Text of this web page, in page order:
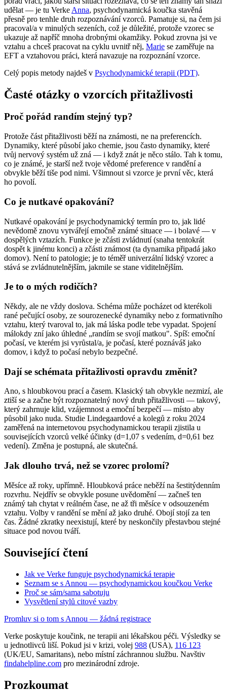
udělat — je tu Verke Anna, psychodynamická koučka stavěná
přesně pro tenhle druh rozpoznávání vzorců. Pamatuje si, na čem jsi
pracoval/a v minulých sezeních, což je důležité, protože vzorec se
ukazuje až napříč mnoha drobnými okamžiky. Pokud zrovna jsi ve
vztahu a chceš pracovat na cyklu uvnitř něj, Marie se zaměřuje na
EFT a vztahovou práci, která navazuje na rozpoznání vzorce.
Celý popis metody najdeš v Psychodynamické terapii (PDT).
Časté otázky o vzorcích přitažlivosti
Proč pořád randím stejný typ?
Protože část přitažlivosti běží na známosti, ne na preferencích.
Dynamiky, které působí jako chemie, jsou často dynamiky, které
tvůj nervový systém už zná — i když znát je něco stálo. Tah k tomu,
co je známé, je starší než tvoje vědomé preference v randění a
obvykle běží tiše pod nimi. Všimnout si vzorce je první věc, která
ho povolí.
Co je nutkavé opakování?
Nutkavé opakování je psychodynamický termín pro to, jak lidé
nevědomě znovu vytvářejí emočně známé situace — i bolavé — v
dospělých vztazích. Funkce je zčásti zvládnutí (snaha tentokrát
dospět k jinému konci) a zčásti známost (ta dynamika připadá jako
domov). Není to patologie; je to téměř univerzální lidský vzorec a
stává se zvládnutelnějším, jakmile se stane viditelnějším.
Je to o mých rodičích?
Někdy, ale ne vždy doslova. Schéma může pocházet od kterékoli
rané pečující osoby, ze sourozenecké dynamiky nebo z formativního
vztahu, který tvaroval to, jak má láska podle tebe vypadat. Spojení
málokdy zní jako úhledné „randím se svojí matkou". Spíš: emoční
počasí, ve kterém jsi vyrůstal/a, je počasí, které poznáváš jako
domov, i když to počasí nebylo bezpečné.
Dají se schémata přitažlivosti opravdu změnit?
Ano, s hloubkovou prací a časem. Klasický tah obvykle nezmizí, ale
ztiší se a začne být rozpoznatelný nový druh přitažlivosti — takový,
který zahrnuje klid, vzájemnost a emoční bezpečí — místo aby
působil jako nuda. Studie Lindegaardové a kolegů z roku 2024
zaměřená na internetovou psychodynamickou terapii zjistila u
souvisejících vzorců velké účinky (d=1,07 s vedením, d=0,61 bez
vedení). Změna je postupná, ale skutečná.
Jak dlouho trvá, než se vzorec prolomí?
Měsíce až roky, upřímně. Hloubková práce neběží na šestitýdenním
rozvrhu. Nejdřív se obvykle posune uvědomění — začneš ten
známý tah chytat v reálném čase, ne až tři měsíce v odsouzeném
vztahu. Volby v randění se mění až jako druhé. Obojí stojí za ten
čas. Žádné zkratky neexistují, které by neskončily přestavbou stejné
situace pod novou tváří.
Související čtení
Jak ve Verke funguje psychodynamická terapie
Seznam se s Annou — psychodynamickou koučkou Verke
Proč se sám/sama sabotuju
Vysvětlení stylů citové vazby
Promluv si o tom s Annou — žádná registrace
Verke poskytuje koučink, ne terapii ani lékařskou péči. Výsledky se
u jednotlivců liší. Pokud jsi v krizi, volej 988 (USA), 116 123
(UK/EU, Samaritans), nebo místní záchrannou službu. Navštiv
findahelpline.com pro mezinárodní zdroje.
Prozkoumat